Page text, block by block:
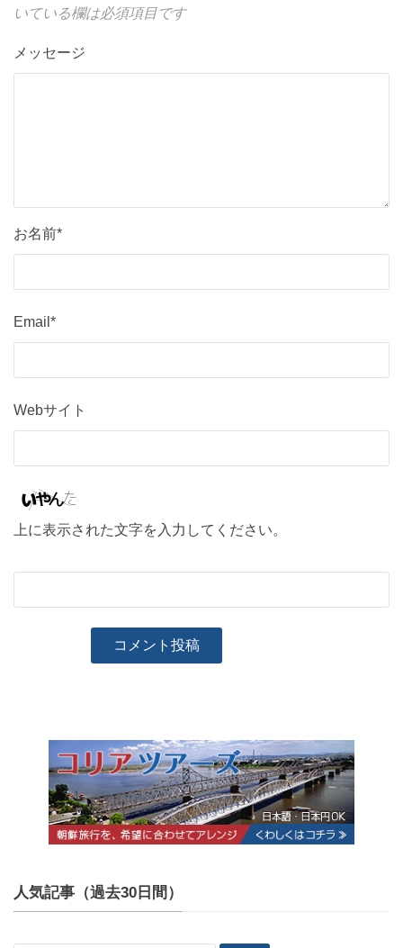
いている欄は必須項目です
メッセージ
お名前*
Email*
Webサイト
上に表示された文字を入力してください。
人気記事（過去30日間）